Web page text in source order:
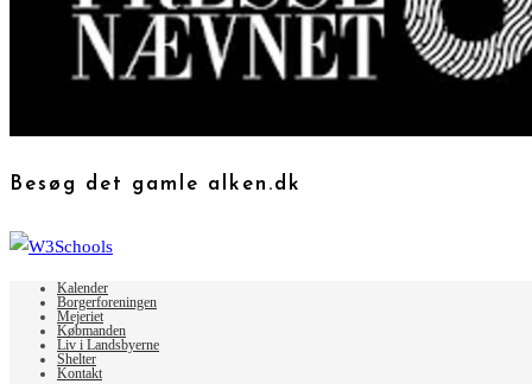
Besøg det gamle alken.dk
Kalender
Borgerforeningen
Mejeriet
Købmanden
Liv i Landsbyerne
Shelter
Kontakt